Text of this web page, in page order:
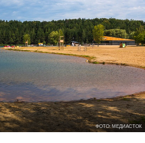
ФОТО: МЕДИАСТОК